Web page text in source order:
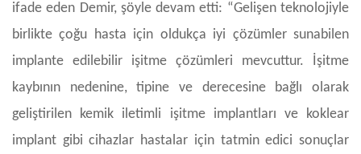
ifade eden Demir, şöyle devam etti: “Gelişen teknolojiyle
birlikte çoğu hasta için oldukça iyi çözümler sunabilen
implante edilebilir işitme çözümleri mevcuttur. İşitme
kaybının nedenine, tipine ve derecesine bağlı olarak
geliştirilen kemik iletimli işitme implantları ve koklear
implant gibi cihazlar hastalar için tatmin edici sonuçlar